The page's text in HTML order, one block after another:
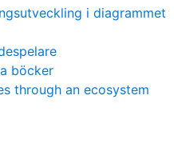
i diagrammet
böcker
through an ecosystem